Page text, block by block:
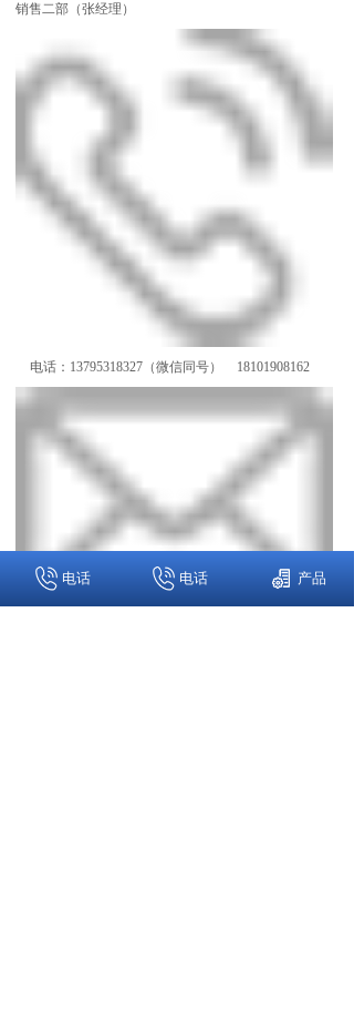
销售二部（张经理）
电话：13795318327（微信同号） 18101908162
电话 电话 产品